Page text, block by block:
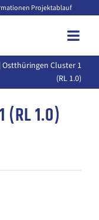
Projektablauf
| Ostthüringen Cluster 1
(RL 1.0)
1.0)